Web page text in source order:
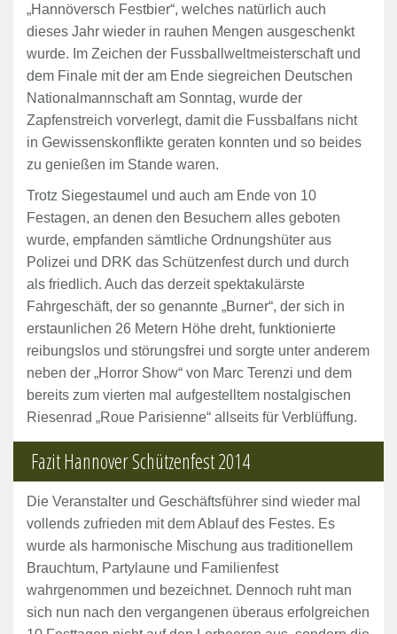
„Hannöversch Festbier“, welches natürlich auch
dieses Jahr wieder in rauhen Mengen ausgeschenkt
wurde. Im Zeichen der Fussballweltmeisterschaft und
dem Finale mit der am Ende siegreichen Deutschen
Nationalmannschaft am Sonntag, wurde der
Zapfenstreich vorverlegt, damit die Fussbalfans nicht
in Gewissenskonflikte geraten konnten und so beides
zu genießen im Stande waren.
Trotz Siegestaumel und auch am Ende von 10
Festagen, an denen den Besuchern alles geboten
wurde, empfanden sämtliche Ordnungshüter aus
Polizei und DRK das Schützenfest durch und durch
als friedlich. Auch das derzeit spektakulärste
Fahrgeschäft, der so genannte „Burner“, der sich in
erstaunlichen 26 Metern Höhe dreht, funktionierte
reibungslos und störungsfrei und sorgte unter anderem
neben der „Horror Show“ von Marc Terenzi und dem
bereits zum vierten mal aufgestelltem nostalgischen
Riesenrad „Roue Parisienne“ allseits für Verblüffung.
Fazit Hannover Schützenfest 2014
Die Veranstalter und Geschäftsführer sind wieder mal
vollends zufrieden mit dem Ablauf des Festes. Es
wurde als harmonische Mischung aus traditionellem
Brauchtum, Partylaune und Familienfest
wahrgenommen und bezeichnet. Dennoch ruht man
sich nun nach den vergangenen überaus erfolgreichen